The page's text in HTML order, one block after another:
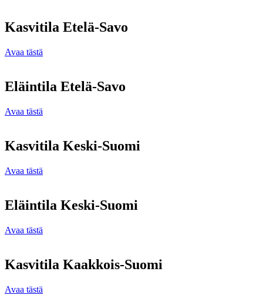
Kasvitila Etelä-Savo
Avaa tästä
Eläintila Etelä-Savo
Avaa tästä
Kasvitila Keski-Suomi
Avaa tästä
Eläintila Keski-Suomi
Avaa tästä
Kasvitila Kaakkois-Suomi
Avaa tästä